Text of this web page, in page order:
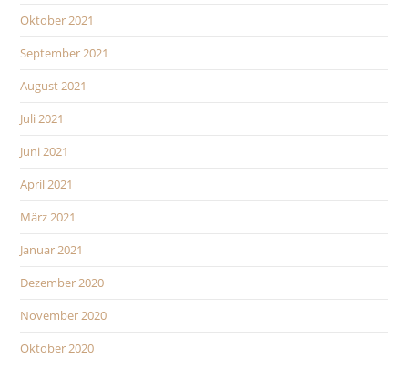
Oktober 2021
September 2021
August 2021
Juli 2021
Juni 2021
April 2021
März 2021
Januar 2021
Dezember 2020
November 2020
Oktober 2020